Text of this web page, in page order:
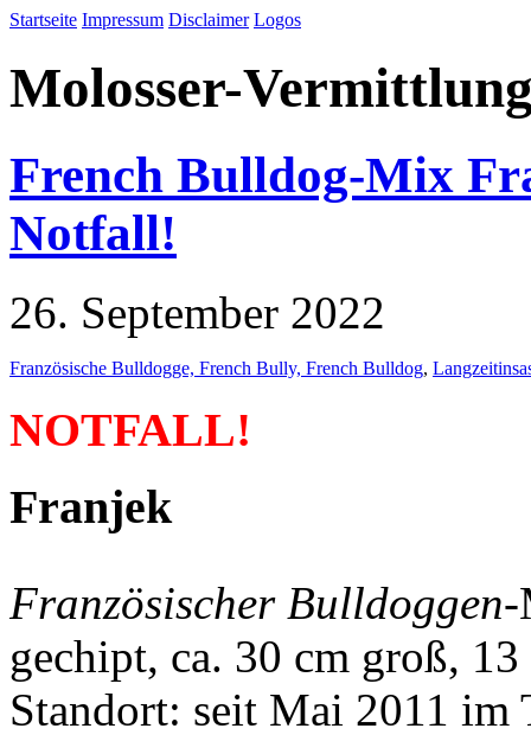
Startseite Impressum Disclaimer Logos
Molosser-
French Bulldog-Mix
Notfall!
26. September 2022
Französische Bulldogge, French Bully, French Bulldog,
NOTFALL!
Franjek
Französischer Bulldoggen-
gechipt, ca. 30 cm groß, 13
Standort: seit Mai 2011 im